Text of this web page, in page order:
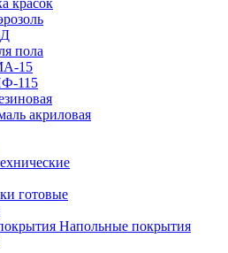
красок
пола
15
115
акриловая
готовые
Напольные покрытия